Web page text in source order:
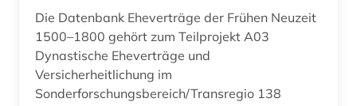
arabische staaten (1)
arabistik (2)
Großbritannien (31)
Hamburg (4)
Hessen (12)
Die Datenbank Eheverträge der Frühen Neuzeit
1500–1800 gehört zum Teilprojekt A03
Dynastische Eheverträge und
Versicherheitlichung im
Sonderforschungsbereich/Transregio 138